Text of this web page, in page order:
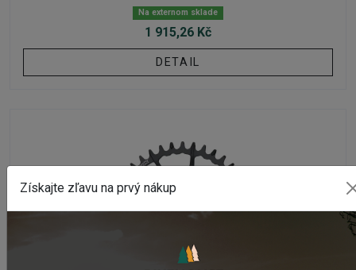
Na externom sklade
1 915,26 Kč
DETAIL
Získajte zľavu na prvý nákup